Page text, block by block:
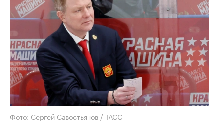
Фото: Сергей Савостьянов / ТАСС